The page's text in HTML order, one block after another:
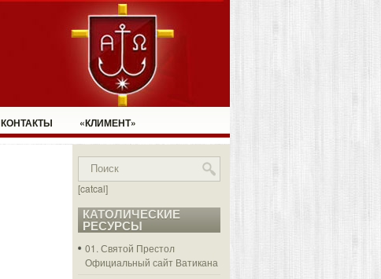
КОНТАКТЫ «КЛИМЕНТ»
[catcal]
КАТОЛИЧЕСКИЕ
РЕСУРСЫ
01. Святой Престол
Официальный сайт Ватикана